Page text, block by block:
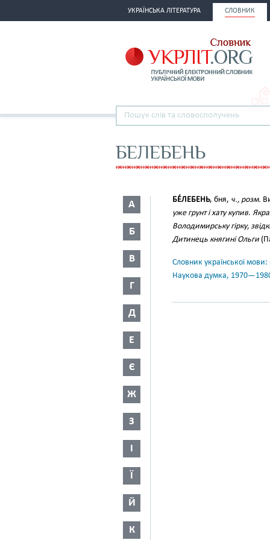
УКРАЇНСЬКА ЛІТЕРАТУРА СЛОВНИК
БЕЛЕБЕНЬ
А
Б
В
Г
Д
Е
Є
Ж
З
І
Ї
Й
К
БЕ́ЛЕБЕНЬ, бня, ч., розм.
уже грунт і хату купив.
Володимирську гірку,
Дитинець княгині Ольги
Словник української
Наукова думка,